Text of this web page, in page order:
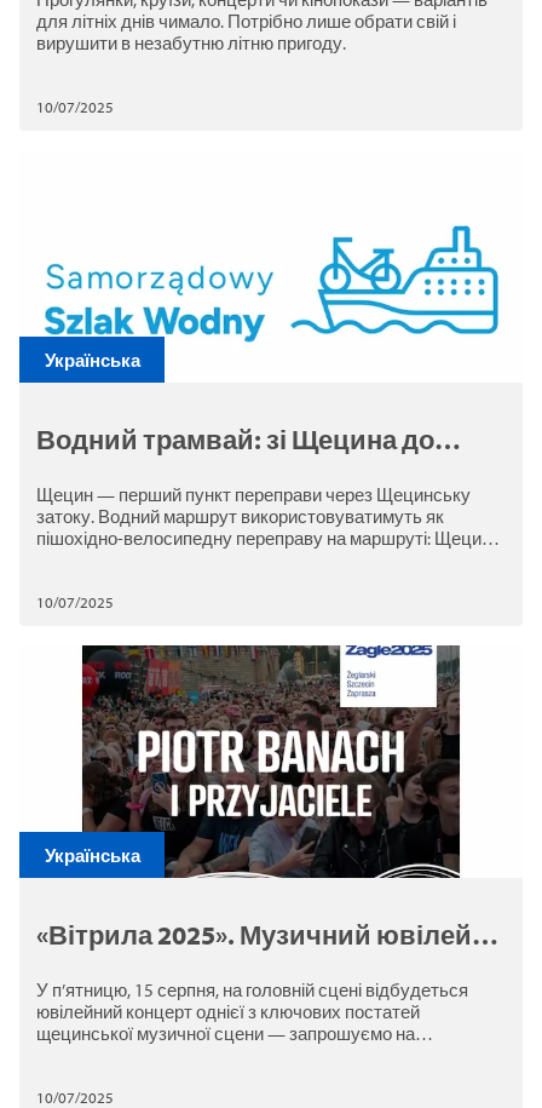
для літніх днів чимало. Потрібно лише обрати свій і
вирушити в незабутню літню пригоду.
10/07/2025
Українська
Водний трамвай: зі Щецина до
Розклад і тарифи
Щецин — перший пункт переправи через Щецинську
затоку. Водний маршрут використовуватимуть як
пішохідно-велосипедну переправу на маршруті: Щецин –
10/07/2025
Українська
«Вітрила 2025». Музичний ювілей
У п’ятницю, 15 серпня, на головній сцені відбудеться
ювілейний концерт однієї з ключових постатей
щецинської музичної сцени — запрошуємо на
10/07/2025